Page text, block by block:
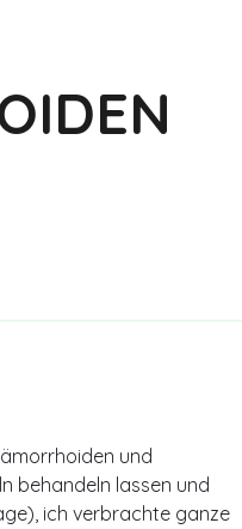
und
behandeln lassen und
ich verbrachte ganze